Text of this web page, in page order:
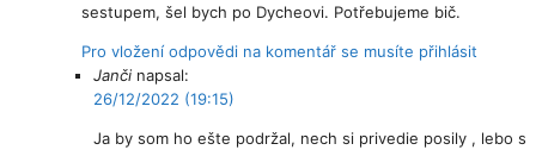
sestupem, šel bych po Dycheovi. Potřebujeme bič.
Pro vložení odpovědi na komentář se musíte přihlásit
Janči napsal:
26/12/2022 (19:15)
Ja by som ho ešte podržal, nech si privedie posily , lebo s